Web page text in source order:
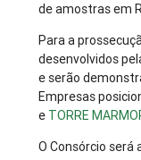
de amostras em
Para a
desenvolvidos
e serão
Empresas
e TORRE
O Consórcio